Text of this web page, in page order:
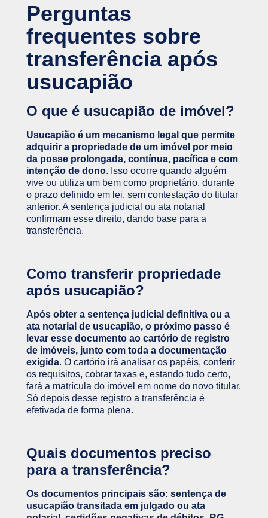
Perguntas
frequentes sobre
transferência após
usucapião
O que é usucapião de imóvel?
Usucapião é um mecanismo legal que permite
adquirir a propriedade de um imóvel por meio
da posse prolongada, contínua, pacífica e com
intenção de dono. Isso ocorre quando alguém
vive ou utiliza um bem como proprietário, durante
o prazo definido em lei, sem contestação do titular
anterior. A sentença judicial ou ata notarial
confirmam esse direito, dando base para a
transferência.
Como transferir propriedade
após usucapião?
Após obter a sentença judicial definitiva ou a
ata notarial de usucapião, o próximo passo é
levar esse documento ao cartório de registro
de imóveis, junto com toda a documentação
exigida. O cartório irá analisar os papéis, conferir
os requisitos, cobrar taxas e, estando tudo certo,
fará a matrícula do imóvel em nome do novo titular.
Só depois desse registro a transferência é
efetivada de forma plena.
Quais documentos preciso
para a transferência?
Os documentos principais são: sentença de
usucapião transitada em julgado ou ata